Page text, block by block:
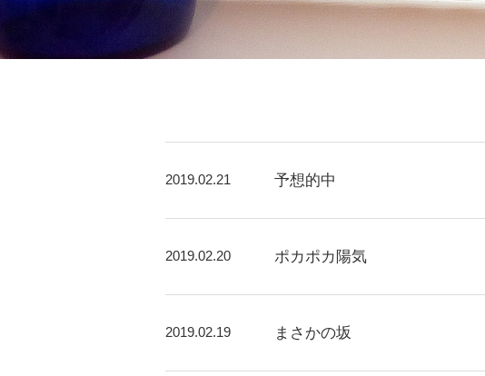
2019.02.21 予想的中
2019.02.20 ポカポカ陽気
2019.02.19 まさかの坂